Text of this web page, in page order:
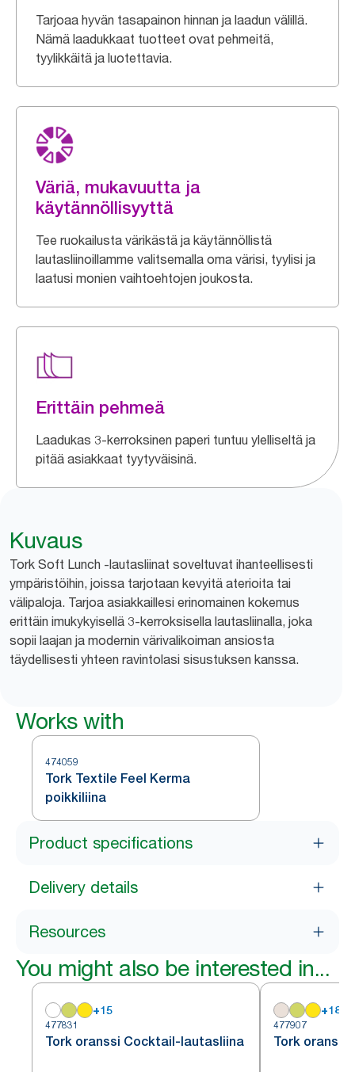
Tarjoaa hyvän tasapainon hinnan ja laadun välillä.
Nämä laadukkaat tuotteet ovat pehmeitä,
tyylikkäitä ja luotettavia.
Väriä, mukavuutta ja
käytännöllisyyttä
Tee ruokailusta värikästä ja käytännöllistä
lautasliinoillamme valitsemalla oma värisi, tyylisi ja
laatusi monien vaihtoehtojen joukosta.
Erittäin pehmeä
Laadukas 3-kerroksinen paperi tuntuu ylelliseltä ja
pitää asiakkaat tyytyväisinä.
Kuvaus
Tork Soft Lunch -lautasliinat soveltuvat ihanteellisesti
ympäristöihin, joissa tarjotaan kevyitä aterioita tai
välipaloja. Tarjoa asiakkaillesi erinomainen kokemus
erittäin imukykyisellä 3-kerroksisella lautasliinalla, joka
sopii laajan ja modernin värivalikoiman ansiosta
täydellisesti yhteen ravintolasi sisustuksen kanssa.
Works with
474059
Tork Textile Feel Kerma
poikkiliina
Product specifications
Delivery details
Resources
You might also be interested in...
+15
477831
Tork oranssi Cocktail-lautasliina
+18
477907
Tork oranssi